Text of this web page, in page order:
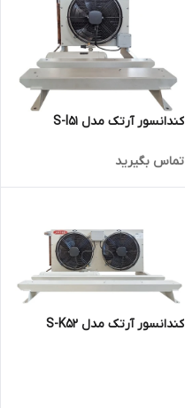
کندانسور آرتک مدل S-I51
تماس بگیرید
کندانسور آرتک مدل S-K52